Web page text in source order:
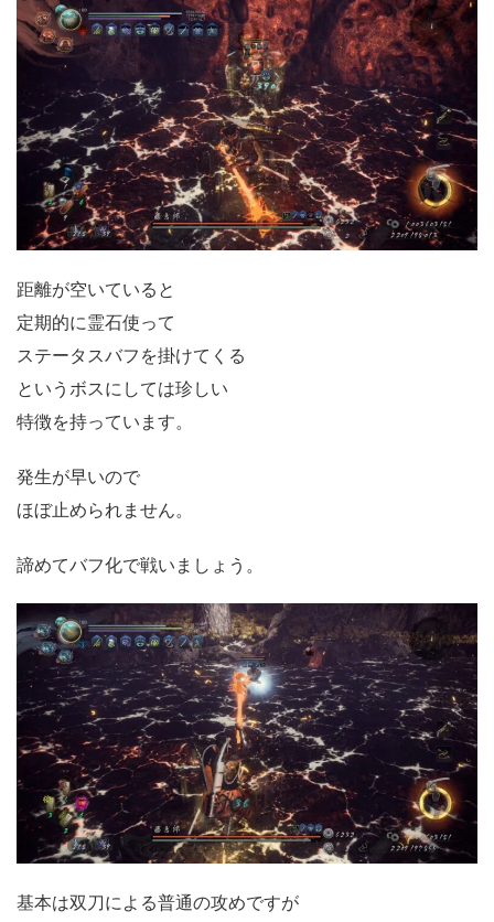
距離が空いていると
定期的に霊石使って
ステータスバフを掛けてくる
というボスにしては珍しい
特徴を持っています。
発生が早いので
ほぼ止められません。
諦めてバフ化で戦いましょう。
基本は双刀による普通の攻めですが